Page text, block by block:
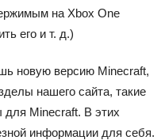
на Xbox One
его и т. д.)
новую версию Minecraft,
нашего сайта, такие
для Minecraft. В этих
информации для себя.